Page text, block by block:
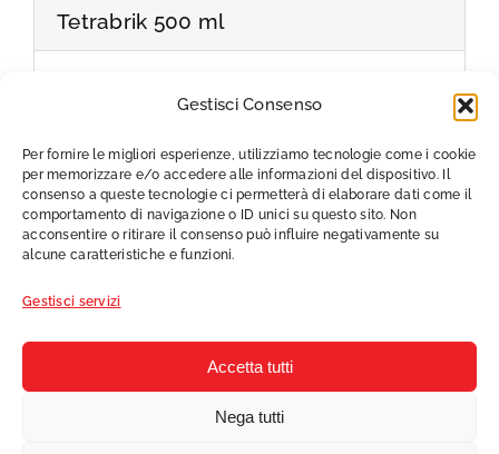
Gestisci Consenso
Per fornire le migliori esperienze, utilizziamo tecnologie come i cookie
per memorizzare e/o accedere alle informazioni del dispositivo. Il
consenso a queste tecnologie ci permetterà di elaborare dati come il
comportamento di navigazione o ID unici su questo sito. Non
acconsentire o ritirare il consenso può influire negativamente su
alcune caratteristiche e funzioni.
Gestisci servizi
Accetta tutti
Nega tutti
Tetrabrik 500 ml
Temperatura ambiente
Sede legale:
Privacy & Cookie Policy